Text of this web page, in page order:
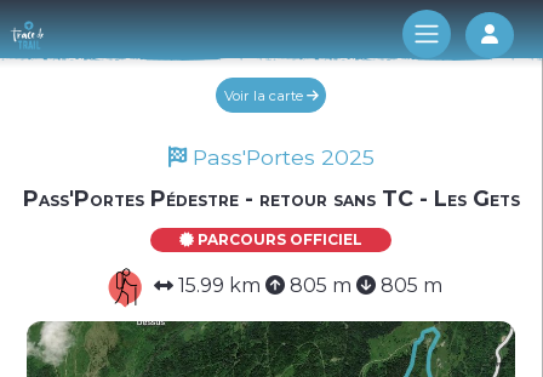
Log
Voir la carte
Pass'Portes 2025
Pass'Portes Pédestre - retour sans TC - Les Gets
PARCOURS OFFICIEL
15.99 km 805 m 805 m